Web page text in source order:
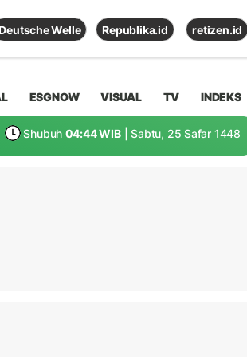
Deutsche Welle Republika.id retizen.id
ESGNOW VISUAL TV INDEKS
Shubuh 04:44 WIB | Sabtu, 25 Safar 1448